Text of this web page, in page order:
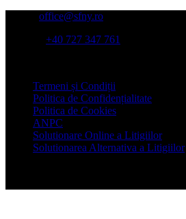
office@sfny.ro
+40 727 347 761
Termeni și Condiții
Politica de Confidențialitate
Politica de Cookies
ANPC
Solutionare Online a Litigiilor
Solutionarea Alternativa a Litigiilor